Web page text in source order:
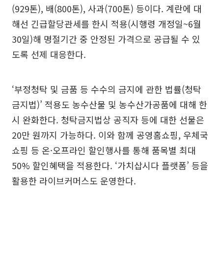
(929톤), 배(800톤), 사과(700톤) 등이다. 계란에 대
해선 긴급할당관세를 한시 적용(시행령 개정일~6월
30일)해 명절기간 중 안정된 가격으로 공급될 수 있
도록 선제 대응한다.
‘부정청탁 및 금품 등 수수의 금지에 관한 법률(청탁
금지법)’ 적용도 농수산물 및 농수산가공품에 대해 한
시 완화한다. 청탁금지법상 공직자 등에 대한 선물은
20만 원까지 가능하다. 이와 함께 공영홈쇼핑, 우체국
쇼핑 등 온·오프라인 할인행사를 통해 품목별 최대
50% 할인혜택을 적용한다. ‘가치삽시다 플랫폼’ 등을
활용한 라이브커머스도 운영한다.